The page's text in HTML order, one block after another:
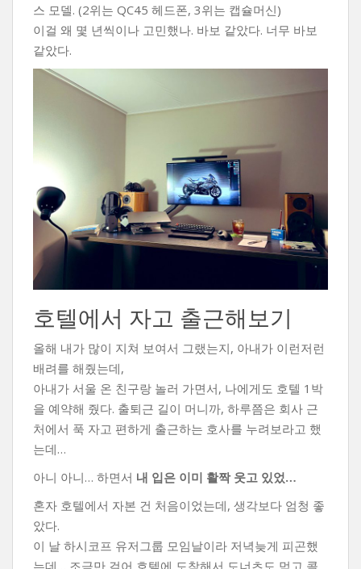
스 모델. (2위는 QC45 헤드폰, 3위는 캡슐머신)
이걸 왜 몇 년씩이나 고민했나. 바보 같았다. 너무 바보
같았다.
호텔에서 자고 출근해보기
올해 내가 많이 지쳐 보여서 그랬는지, 아내가 이런저런
배려를 해줬는데,
아내가 서울 온 친구랑 놀러 가면서, 나에게도 호텔 1박
을 예약해 줬다. 출퇴근 길이 머니까, 하루쯤은 회사 근
처에서 푹 자고 편하게 출근하는 호사를 누려보라고 했
는데…
아니 아니… 하면서 내 입은 이미 활짝 웃고 있었…
혼자 호텔에서 자본 건 처음이었는데, 생각보다 엄청 좋
았다.
이 날 하시코프 유저그룹 모임날이라 저녁늦게 피곤했